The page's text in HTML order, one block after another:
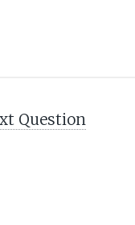
Question